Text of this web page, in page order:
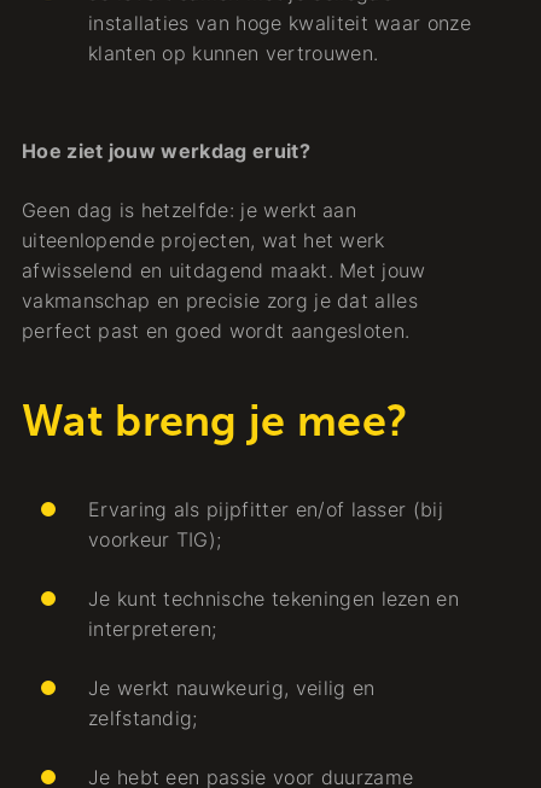
installaties van hoge kwaliteit waar onze
klanten op kunnen vertrouwen.
Hoe ziet jouw werkdag eruit?
Geen dag is hetzelfde: je werkt aan
uiteenlopende projecten, wat het werk
afwisselend en uitdagend maakt. Met jouw
vakmanschap en precisie zorg je dat alles
perfect past en goed wordt aangesloten.
Wat breng je mee?
Ervaring als pijpfitter en/of lasser (bij
voorkeur TIG);
Je kunt technische tekeningen lezen en
interpreteren;
Je werkt nauwkeurig, veilig en
zelfstandig;
Je hebt een passie voor duurzame